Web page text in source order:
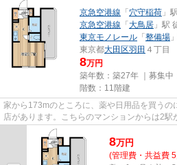
京急空港線 「 穴守稲荷 」
京急空港線 「 大鳥居 」駅
東京モノレール 「 整備場
東京都大田区羽田 ４丁目
8万円
築年数：築27年 ｜募集中
階数：11階建
家から173mのところに、薬や日用品を買うの
店があります。こちらのマンションからは2駅
ます。駅まで歩いてアクセスで...
8万円
(管理費・共益費